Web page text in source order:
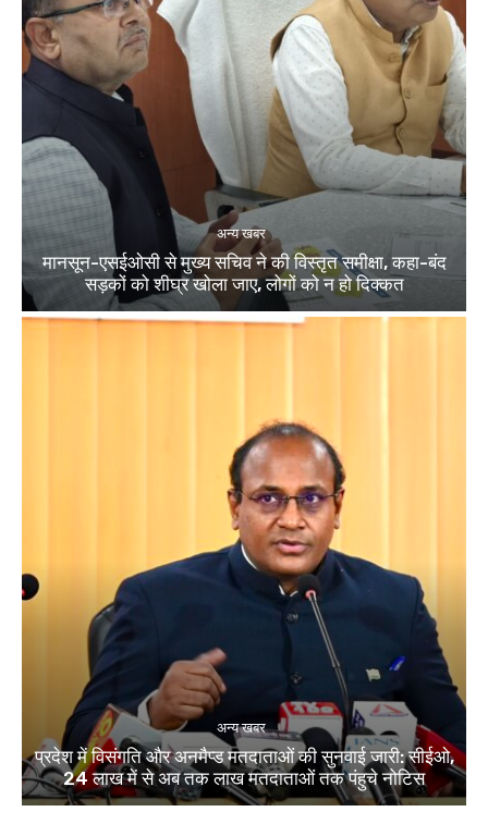
अन्य खबर
मानसून-एसईओसी से मुख्य सचिव ने की विस्तृत समीक्षा, कहा-बंद
सड़कों को शीघ्र खोला जाए, लोगों को न हो दिक्कत
अन्य खबर
प्रदेश में विसंगति और अनमैप्ड मतदाताओं की सुनवाई जारी: सीईओ,
24 लाख में से अब तक लाख मतदाताओं तक पंहुचे नोटिस